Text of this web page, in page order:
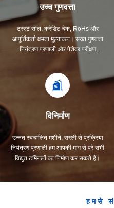
उच्च गुणवत्ता
ट्रस्ट सील, क्रेडिट चेक, RoHs और
आपूर्तिकर्ता क्षमता मूल्यांकन। सख्त गुणवत्ता
नियंत्रण प्रणाली और पेशेवर परीक्षण
विनिर्माण
उन्नत स्वचालित मशीनें, सख्ती से प्रक्रिया
नियंत्रण प्रणाली हम आपकी मांग से परे सभी
विद्युत टर्मिनलों का निर्माण कर सकते हैं।
हमसे